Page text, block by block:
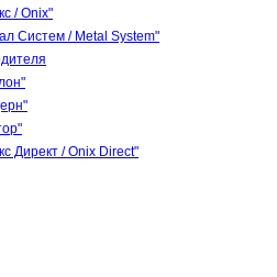
/ Onix"
Систем / Metal System"
Директ / Onix Direct"